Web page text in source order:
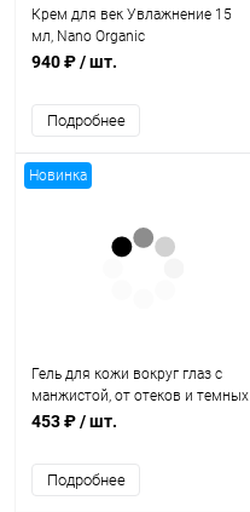
Крем для век Увлажнение 15
мл, Nano Organic
940 ₽/ шт.
Подробнее
Новинка
Гель для кожи вокруг глаз с
манжистой, от отеков и темных
кругов 25гр., Indiale
453 ₽/ шт.
Подробнее